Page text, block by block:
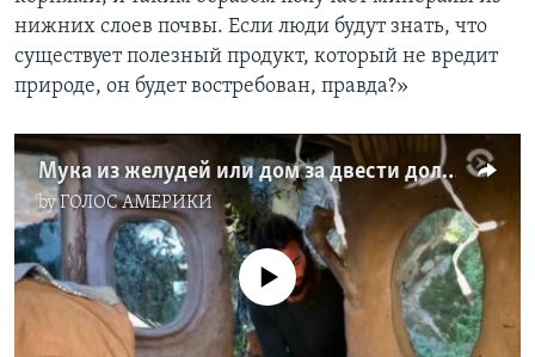
нижних слоев почвы. Если люди будут знать, что
существует полезный продукт, который не вредит
природе, он будет востребован, правда?»
Мука из желудей или дом за двести долларов
byГОЛОС АМЕРИКИ
No media source currently available